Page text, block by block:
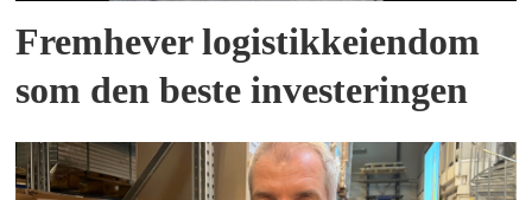
Fremhever logistikkeiendom
som den beste investeringen